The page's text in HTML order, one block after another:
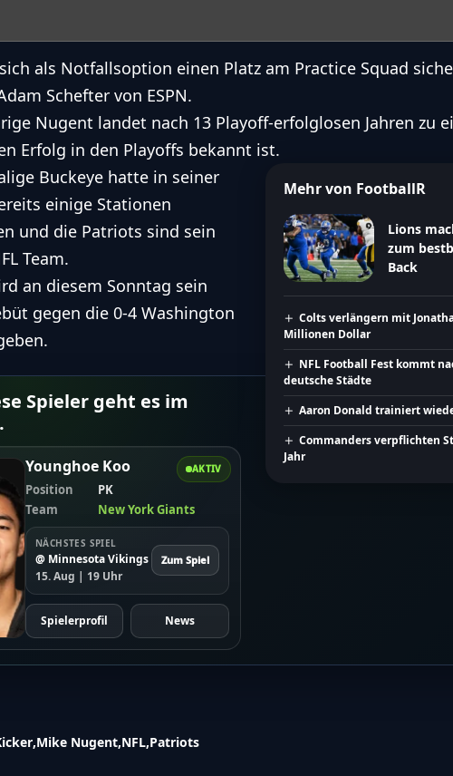
als Notfallsoption einen Platz am Practice Squad
Schefter von ESPN.
Nugent landet nach 13 Playoff-erfolglosen Jahren zu
Erfolg in den Playoffs bekannt ist.
Mehr von FootballR
Lions
zum
Back
Colts verlängern mit
Millionen Dollar
NFL Football Fest kommt
deutsche Städte
Aaron Donald trainiert
Commanders verpflichten
Jahr
Buckeye hatte in seiner
einige Stationen
und die Patriots sind sein
Team.
an diesem Sonntag sein
gegen die 0-4 Washington
Spieler geht es im
AKTIV
Younghoe Koo
Position
PK
Team
New York Giants
NÄCHSTES SPIEL
@ Minnesota Vikings
15. Aug | 19 Uhr
Zum Spiel
Spielerprofil News
Mike Nugent NFL Patriots